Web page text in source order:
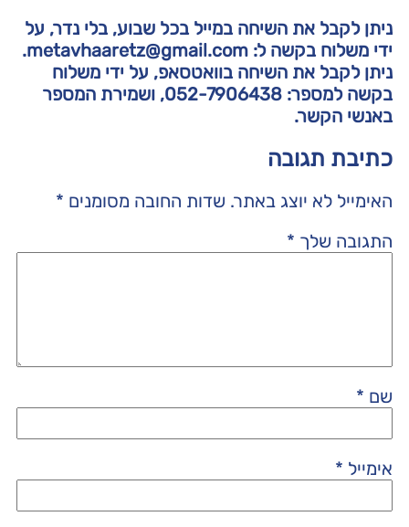
ניתן לקבל את השיחה במייל בכל שבוע, בלי נדר, על
ידי משלוח בקשה ל: metavhaaretz@gmail.com.
ניתן לקבל את השיחה בוואטסאפ, על ידי משלוח
בקשה למספר: 052-7906438, ושמירת המספר
באנשי הקשר.
כתיבת תגובה
האימייל לא יוצג באתר. שדות החובה מסומנים *
התגובה שלך *
שם *
אימייל *